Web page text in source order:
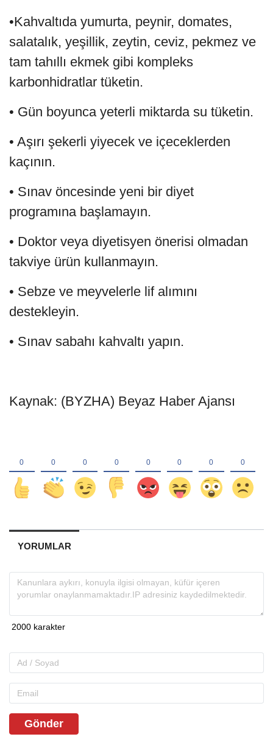
•Kahvaltıda yumurta, peynir, domates,
salatalık, yeşillik, zeytin, ceviz, pekmez ve
tam tahıllı ekmek gibi kompleks
karbonhidratlar tüketin.
• Gün boyunca yeterli miktarda su tüketin.
• Aşırı şekerli yiyecek ve içeceklerden
kaçının.
• Sınav öncesinde yeni bir diyet
programına başlamayın.
• Doktor veya diyetisyen önerisi olmadan
takviye ürün kullanmayın.
• Sebze ve meyvelerle lif alımını
destekleyin.
• Sınav sabahı kahvaltı yapın.
Kaynak: (BYZHA) Beyaz Haber Ajansı
YORUMLAR
Gönder